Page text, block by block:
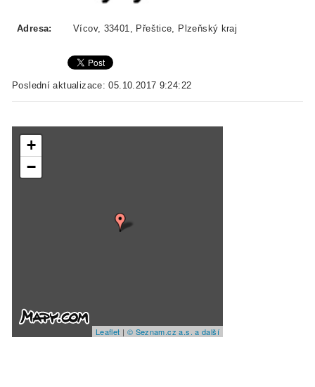
Adresa: Vícov, 33401, Přeštice, Plzeňský kraj
Poslední aktualizace: 05.10.2017 9:24:22
+
−
Leaflet | © Seznam.cz a.s. a další